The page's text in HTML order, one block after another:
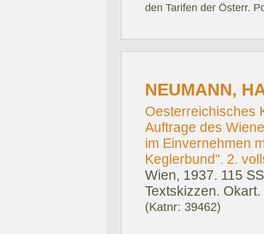
den Tarifen der Österr.
NEUMANN,
Oesterreichisches
Auftrage des
im Einvernehmen
Keglerbund". 2.
Wien, 1937. 115
Textskizzen. Okart.
(Katnr: 39462)